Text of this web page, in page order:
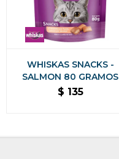
WHISKAS SNACKS -
SALMON 80 GRAMOS
$ 135